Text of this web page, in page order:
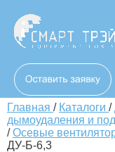
Главная / Каталоги /
дымоудаления и
/Осевые
ДУ-Б-6,3